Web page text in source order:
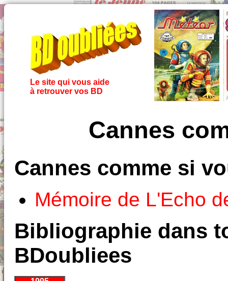
Le site qui vous aide
à retrouver vos BD
Cannes
Cannes comme si
Mémoire de L'Echo
Bibliographie dans
BDoubliees